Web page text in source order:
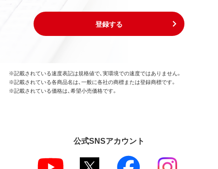
登録する
※記載されている速度表記は規格値で、実環境での速度ではありません。
※記載されている各商品名は、一般に各社の商標または登録商標です。
※記載されている価格は、希望小売価格です。
公式SNSアカウント